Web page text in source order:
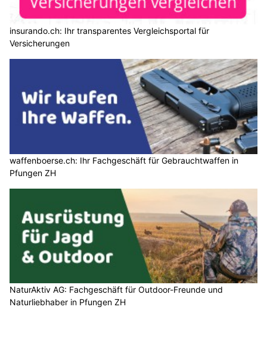
insurando.ch: Ihr transparentes Vergleichsportal für
Versicherungen
waffenboerse.ch: Ihr Fachgeschäft für Gebrauchtwaffen in
Pfungen ZH
NaturAktiv AG: Fachgeschäft für Outdoor-Freunde und
Naturliebhaber in Pfungen ZH